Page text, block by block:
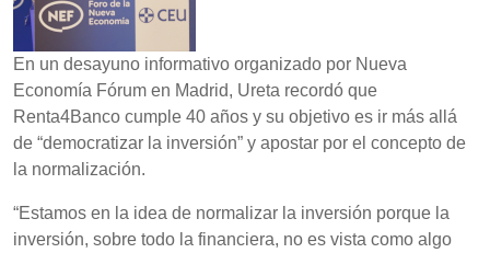
En un desayuno informativo organizado por Nueva
Economía Fórum en Madrid, Ureta recordó que
Renta4Banco cumple 40 años y su objetivo es ir más allá
de “democratizar la inversión” y apostar por el concepto de
la normalización.
“Estamos en la idea de normalizar la inversión porque la
inversión, sobre todo la financiera, no es vista como algo